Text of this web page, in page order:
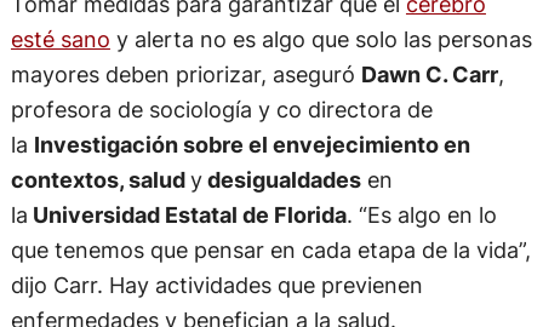
esté sano y alerta no es algo que solo las personas
mayores deben priorizar, aseguró Dawn C. Carr,
profesora de sociología y co directora de
la Investigación sobre el envejecimiento en
contextos, saludydesigualdadesen
la Universidad Estatal de Florida. “Es algo en lo
que tenemos que pensar en cada etapa de la vida”,
dijo Carr. Hay actividades que previenen
enfermedades y benefician a la salud.